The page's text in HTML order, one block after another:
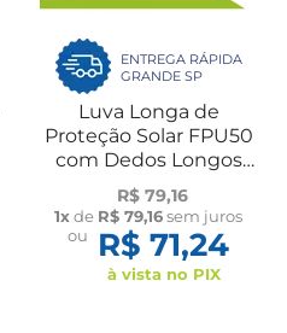
ENTREGA RÁPIDA
GRANDE SP
Luva Longa de
Proteção Solar FPU50
com Dedos Longos
Antiderrapante Par
Flambé
R$ 79,16
1xde R$ 79,16sem juros
ou
R$ 71,24
à vista no PIX